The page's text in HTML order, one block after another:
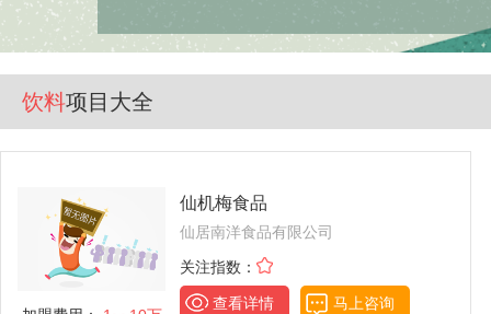
饮料项目大全
仙机梅食品
仙居南洋食品有限公司
关注指数：
查看详情 马上咨询